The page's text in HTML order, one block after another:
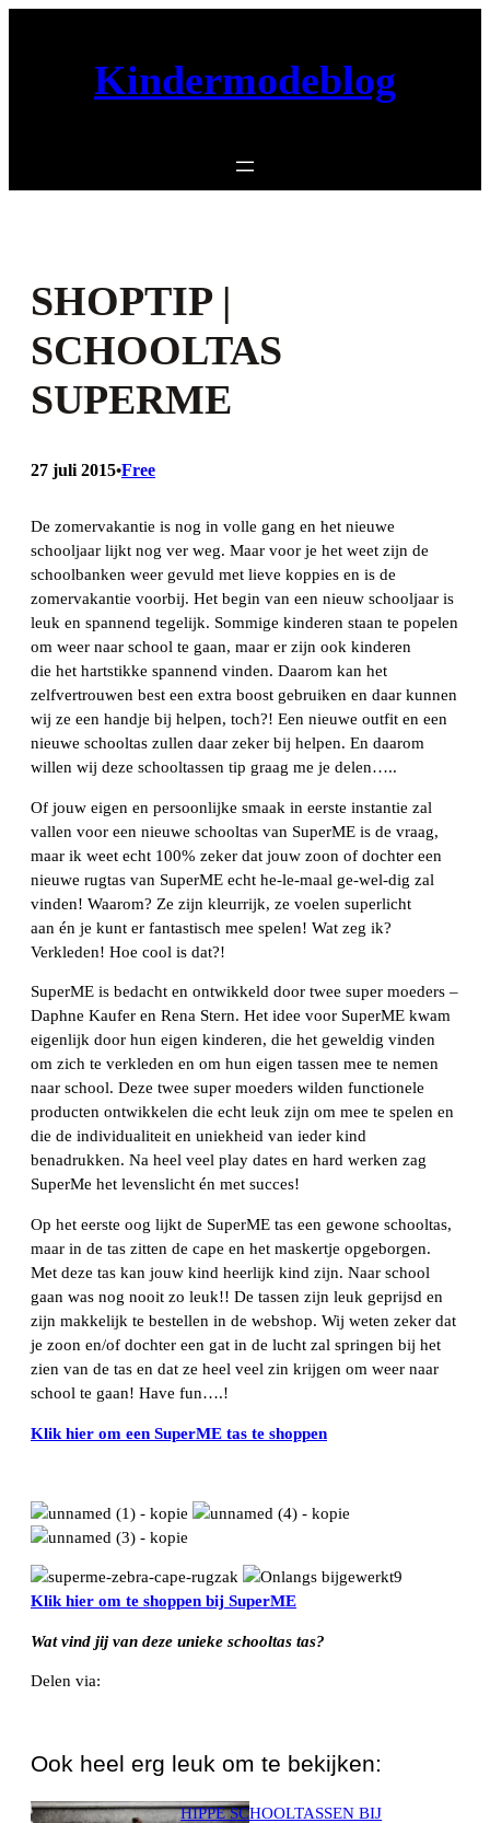
Kindermodeblog
SHOPTIP |
SCHOOLTAS
SUPERME
27 juli 2015•Free
De zomervakantie is nog in volle gang en het nieuwe
schooljaar lijkt nog ver weg. Maar voor je het weet zijn de
schoolbanken weer gevuld met lieve koppies en is de
zomervakantie voorbij. Het begin van een nieuw schooljaar is
leuk en spannend tegelijk. Sommige kinderen staan te popelen
om weer naar school te gaan, maar er zijn ook kinderen
die het hartstikke spannend vinden. Daarom kan het
zelfvertrouwen best een extra boost gebruiken en daar kunnen
wij ze een handje bij helpen, toch?! Een nieuwe outfit en een
nieuwe schooltas zullen daar zeker bij helpen. En daarom
willen wij deze schooltassen tip graag me je delen…..
Of jouw eigen en persoonlijke smaak in eerste instantie zal
vallen voor een nieuwe schooltas van SuperME is de vraag,
maar ik weet echt 100% zeker dat jouw zoon of dochter een
nieuwe rugtas van SuperME echt he-le-maal ge-wel-dig zal
vinden! Waarom? Ze zijn kleurrijk, ze voelen superlicht
aan én je kunt er fantastisch mee spelen! Wat zeg ik?
Verkleden! Hoe cool is dat?!
SuperME is bedacht en ontwikkeld door twee super moeders –
Daphne Kaufer en Rena Stern. Het idee voor SuperME kwam
eigenlijk door hun eigen kinderen, die het geweldig vinden
om zich te verkleden en om hun eigen tassen mee te nemen
naar school. Deze twee super moeders wilden functionele
producten ontwikkelen die echt leuk zijn om mee te spelen en
die de individualiteit en uniekheid van ieder kind
benadrukken. Na heel veel play dates en hard werken zag
SuperMe het levenslicht én met succes!
Op het eerste oog lijkt de SuperME tas een gewone schooltas,
maar in de tas zitten de cape en het maskertje opgeborgen.
Met deze tas kan jouw kind heerlijk kind zijn. Naar school
gaan was nog nooit zo leuk!! De tassen zijn leuk geprijsd en
zijn makkelijk te bestellen in de webshop. Wij weten zeker dat
je zoon en/of dochter een gat in de lucht zal springen bij het
zien van de tas en dat ze heel veel zin krijgen om weer naar
school te gaan! Have fun….!
Klik hier om een SuperME tas te shoppen
Klik hier om te shoppen bij SuperME
Wat vind jij van deze unieke schooltas tas?
Delen via:
Ook heel erg leuk om te bekijken:
HIPPE SCHOOLTASSEN BIJ